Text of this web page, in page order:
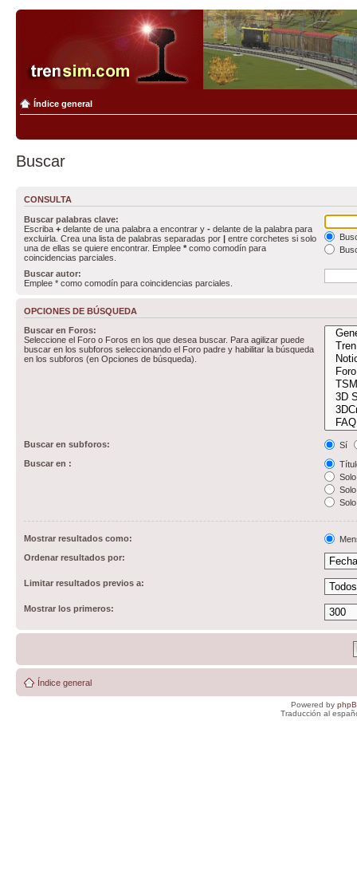
Índice general
Buscar
CONSULTA
Buscar palabras clave:
Escriba + delante de una palabra a encontrar y - delante de la palabra para
excluirla. Crea una lista de palabras separadas por | entre corchetes si solo
una de ellas se quiere encontrar. Emplee * como comodín para
coincidencias parciales.
Buscar autor:
Emplee * como comodín para coincidencias parciales.
OPCIONES DE BÚSQUEDA
Buscar en Foros:
Seleccione el Foro o Foros en los que desea buscar. Para agilizar puede
buscar en los subforos seleccionando el Foro padre y habilitar la búsqueda
en los subforos (en Opciones de búsqueda).
Buscar en subforos:
Sí
Buscar en :
Mostrar resultados como:
Ordenar resultados por:
Limitar resultados previos a:
Mostrar los primeros:
Índice general
Powered by
Traducción al